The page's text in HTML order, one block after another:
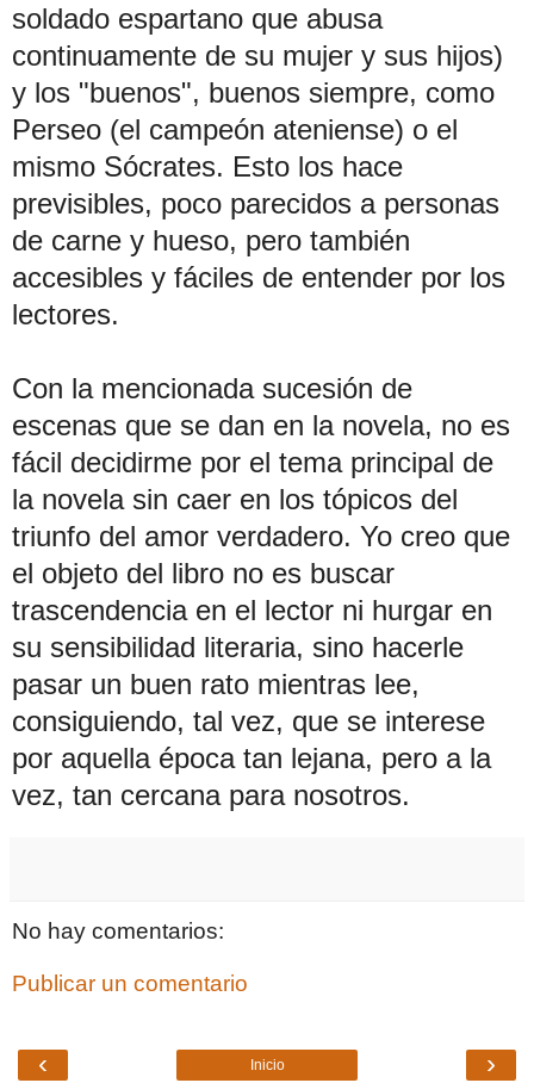
soldado espartano que abusa
continuamente de su mujer y sus hijos)
y los "buenos", buenos siempre, como
Perseo (el campeón ateniense) o el
mismo Sócrates. Esto los hace
previsibles, poco parecidos a personas
de carne y hueso, pero también
accesibles y fáciles de entender por los
lectores.
Con la mencionada sucesión de
escenas que se dan en la novela, no es
fácil decidirme por el tema principal de
la novela sin caer en los tópicos del
triunfo del amor verdadero. Yo creo que
el objeto del libro no es buscar
trascendencia en el lector ni hurgar en
su sensibilidad literaria, sino hacerle
pasar un buen rato mientras lee,
consiguiendo, tal vez, que se interese
por aquella época tan lejana, pero a la
vez, tan cercana para nosotros.
No hay comentarios:
Publicar un comentario
‹ ›
Inicio